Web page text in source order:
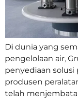
Di dunia yang
pengelolaan air,
penyediaan solusi
produsen
telah